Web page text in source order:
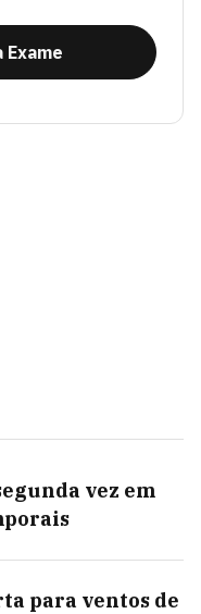
Exame
vez em
para ventos de